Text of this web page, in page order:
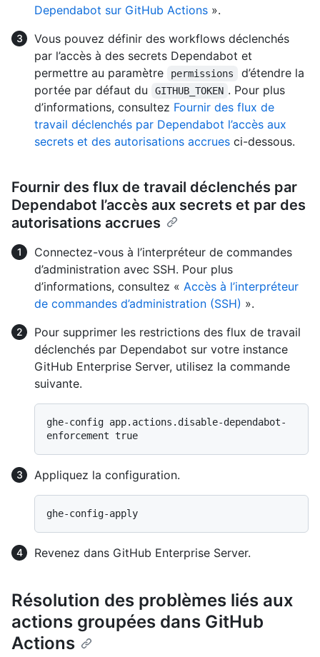
Dependabot sur GitHub Actions ».
Vous pouvez définir des workflows déclenchés
par l’accès à des secrets Dependabot et
permettre au paramètre
permissions
d’étendre la
portée par défaut du
GITHUB_TOKEN . Pour plus
d’informations, consultez Fournir des flux de
travail déclenchés par Dependabot l’accès aux
secrets et des autorisations accrues ci-dessous.
Fournir des flux de travail déclenchés par
Dependabot l’accès aux secrets et par des
autorisations accrues
Connectez-vous à l’interpréteur de commandes
d’administration avec SSH. Pour plus
d’informations, consultez « Accès à l’interpréteur
de commandes d’administration (SSH) ».
Pour supprimer les restrictions des flux de travail
déclenchés par Dependabot sur votre instance
GitHub Enterprise Server, utilisez la commande
suivante.
ghe-config app.actions.disable-dependabot-
Appliquez la configuration.
Revenez dans GitHub Enterprise Server.
Résolution des problèmes liés aux
actions groupées dans GitHub
Actions